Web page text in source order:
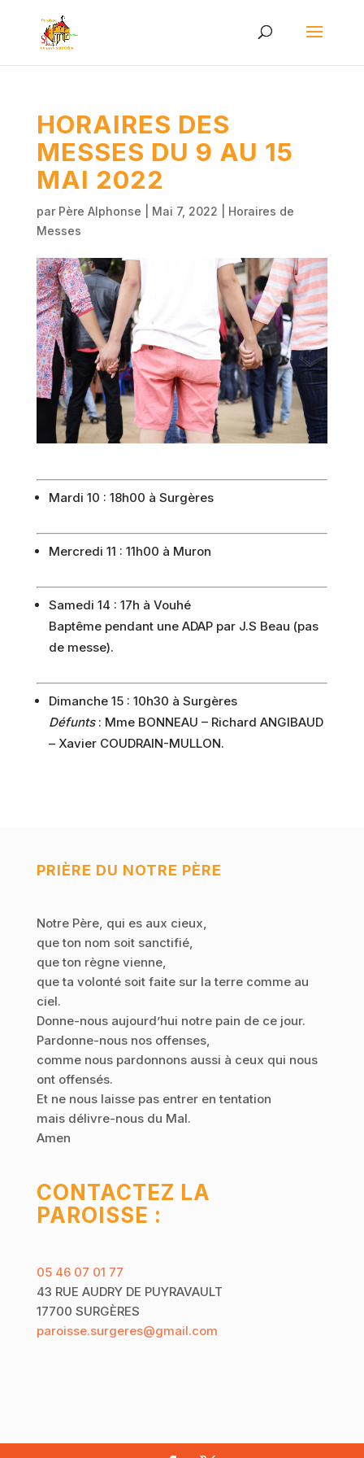
HORAIRES DES
MESSES DU 9 AU 15
MAI 2022
par Père Alphonse Mai 7, 2022
Horaires de
Messes
Mardi 10 : 18h00 à Surgères
Mercredi 11 : 11h00 à Muron
Samedi 14 : 17h à Vouhé
Baptême pendant une ADAP par J.S Beau (pas
de messe).
Dimanche 15 : 10h30 à Surgères
Défunts: Mme BONNEAU – Richard ANGIBAUD
– Xavier COUDRAIN-MULLON.
PRIÈRE DU NOTRE PÈRE
Notre Père, qui es aux cieux,
que ton nom soit sanctifié,
que ton règne vienne,
que ta volonté soit faite sur la terre comme au
ciel.
Donne-nous aujourd’hui notre pain de ce jour.
Pardonne-nous nos offenses,
comme nous pardonnons aussi à ceux qui nous
ont offensés.
Et ne nous laisse pas entrer en tentation
mais délivre-nous du Mal.
Amen
CONTACTEZ LA
PAROISSE :
05 46 07 01 77
43 RUE AUDRY DE PUYRAVAULT
17700 SURGÈRES
paroisse.surgeres@gmail.com